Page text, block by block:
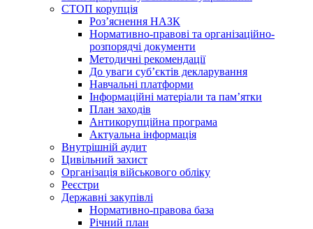
СТОП корупція
Роз’яснення НАЗК
Нормативно-правові та організаційно-
розпорядчі документи
Методичні рекомендації
До уваги суб’єктів декларування
Навчальні платформи
Інформаційні матеріали та пам’ятки
План заходів
Антикорупційна програма
Актуальна інформація
Внутрішній аудит
Цивільний захист
Організація військового обліку
Реєстри
Державні закупівлі
Нормативно-правова база
Річний план